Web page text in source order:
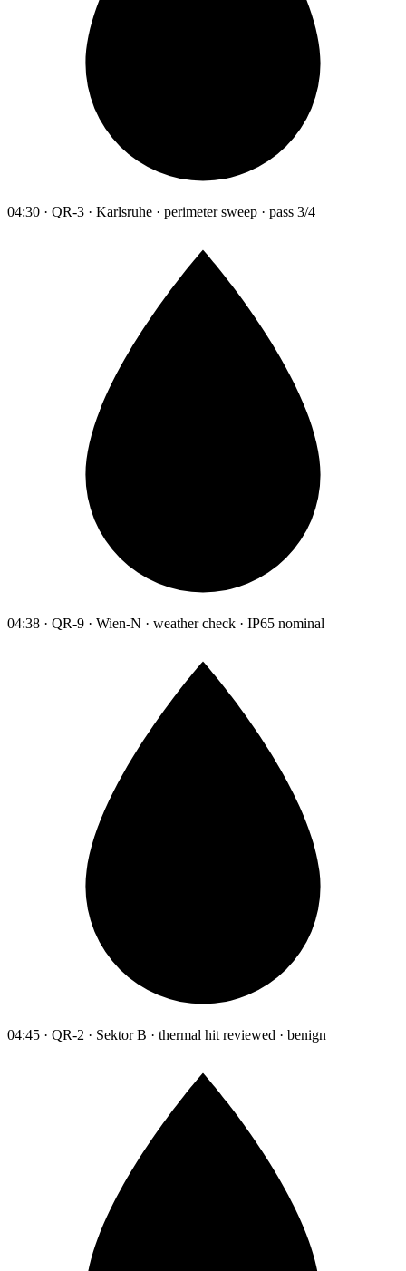
04:30 · QR-3 · Karlsruhe · perimeter sweep · pass 3/4
04:38 · QR-9 · Wien-N · weather check · IP65 nominal
04:45 · QR-2 · Sektor B · thermal hit reviewed · benign